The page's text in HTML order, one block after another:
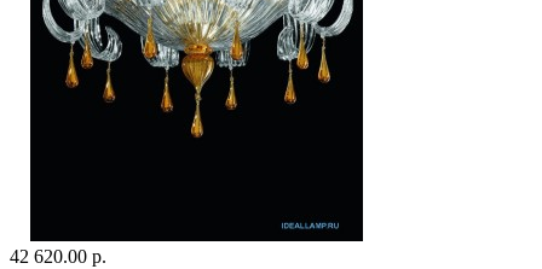
42 620.00 р.